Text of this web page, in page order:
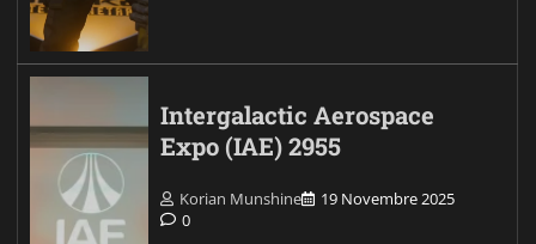
Intergalactic Aerospace
Expo (IAE) 2955
Korian Munshine
19 Novembre 2025
0